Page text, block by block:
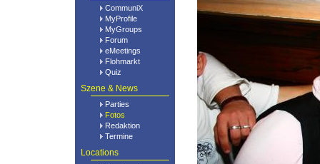
CommuniX
MyProfile
MyGroups
Forum
eMeetings
Flohmarkt
Quiz
Szene & News
Parties
Fotos
Redaktion
Termine
Locations